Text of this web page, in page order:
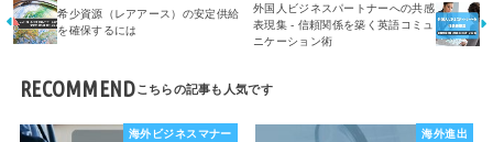
希少資源（レアアース）の安定供給
を確保するには
外国人ビジネスパートナーへの共感
表現集 - 信頼関係を築く英語コミュ
ニケーション術
RECOMMEND
海外ビジネスマナー 海外進出